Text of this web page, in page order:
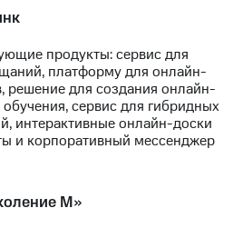
продукты: сервис для
платформу для онлайн-
решение для создания онлайн-
сервис для гибридных
интерактивные онлайн-доски
и корпоративный мессенджер
М»